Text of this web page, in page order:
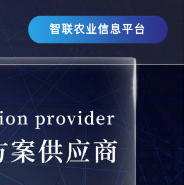
智联农业信息平台